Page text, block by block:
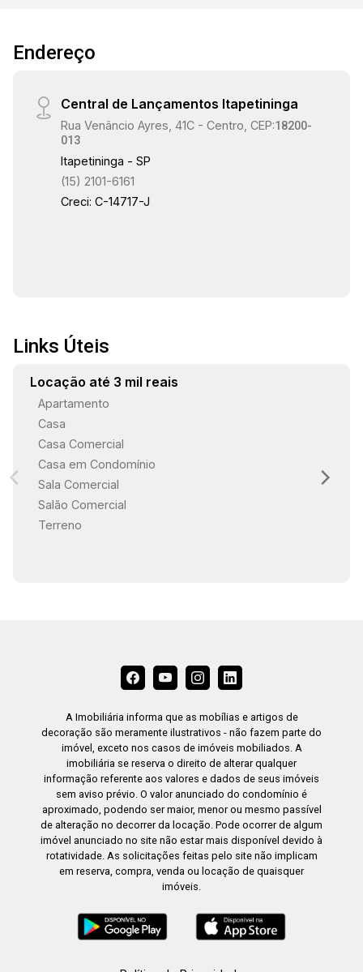
Endereço
Central de Lançamentos Itapetininga
Rua Venâncio Ayres, 41C - Centro, CEP:18200-
013
Itapetininga - SP
(15) 2101-6161
Creci: C-14717-J
Links Úteis
Locação até 3 mil reais
Apartamento
Casa
Casa Comercial
Casa em Condomínio
Sala Comercial
Salão Comercial
Terreno
A Imobiliária informa que as mobílias e artigos de
decoração são meramente ilustrativos - não fazem parte do
imóvel, exceto nos casos de imóveis mobiliados. A
imobiliária se reserva o direito de alterar qualquer
informação referente aos valores e dados de seus imóveis
sem aviso prévio. O valor anunciado do condomínio é
aproximado, podendo ser maior, menor ou mesmo passível
de alteração no decorrer da locação. Pode ocorrer de algum
imóvel anunciado no site não estar mais disponível devido à
rotatividade. As solicitações feitas pelo site não implicam
em reserva, compra, venda ou locação de quaisquer
imóveis.